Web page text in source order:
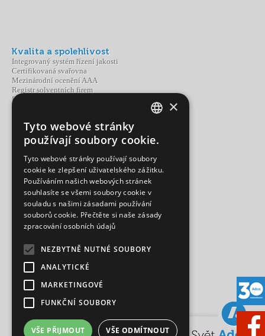
Kvalita a spolehlivost
Integrovaný systém řízení jakosti
Certifikovaná svařovna
Mezinárodní ocenění AAA
Registr solventních firem
Partnerství a spolupráce
Portfolio Adoz
Produkty
Výroba
Služby
Kontakty
Bystřice nad Pernštejnem
Brno
Ostrava
×
Tyto webové stránky
používají soubory cookie.
Tyto webové stránky používají soubory
cookie ke zlepšení uživatelského zážitku.
Používáním našich webových stránek
souhlasíte se všemi soubory cookie v
souladu s našimi zásadami používání
souborů cookie. Přečtěte si naše zásady
zpracování osobních údajů
NEZBYTNĚ NUTNÉ SOUBORY
ANALYTICKÉ
MARKETINGOVÉ
FUNKČNÍ SOUBORY
VŠE PŘIJMOUT VŠE ODMÍTNOUT